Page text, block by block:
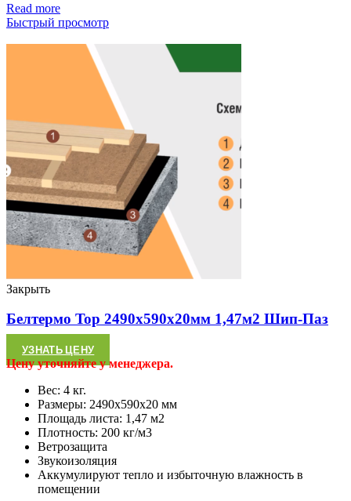
Read more
Быстрый просмотр
Закрыть
Белтермо Top 2490х590х20мм 1,47м2 Шип-Паз
УЗНАТЬ ЦЕНУ
Цену уточняйте у менеджера.
Вес: 4 кг.
Размеры: 2490х590х20 мм
Площадь листа: 1,47 м2
Плотность: 200 кг/м3
Ветрозащита
Звукоизоляция
Аккумулируют тепло и избыточную влажность в
помещении